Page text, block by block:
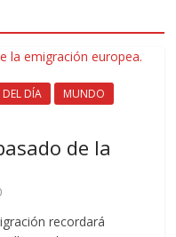
DÍA
MUNDO
de la
recordará